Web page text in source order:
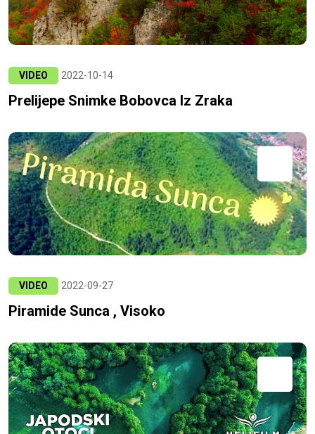
VIDEO 2022-10-14
Prelijepe Snimke Bobovca Iz Zraka
VIDEO 2022-09-27
Piramide Sunca , Visoko